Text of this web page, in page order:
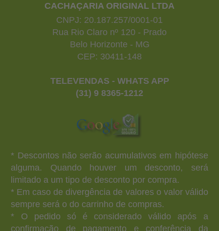
CACHAÇARIA ORIGINAL LTDA
CNPJ: 20.187.257/0001-01
Rua Rio Claro nº 120 - Prado
Belo Horizonte - MG
CEP: 30411-148
TELEVENDAS - WHATS APP
(31) 9 8365-1212
* Descontos não serão acumulativos em hipótese
alguma. Quando houver um desconto, será
limitado a um tipo de desconto por compra.
* Em caso de divergência de valores o valor válido
sempre será o do carrinho de compras.
* O pedido só é considerado válido após a
confirmação de pagamento e conferência da